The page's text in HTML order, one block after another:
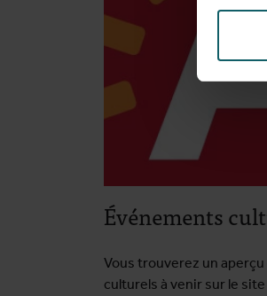
Événements
Vous trouverez un
culturels à venir sur le